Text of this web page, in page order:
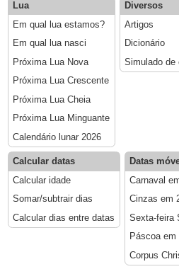
Lua
Em qual lua estamos?
Em qual lua nasci
Próxima Lua Nova
Próxima Lua Crescente
Próxima Lua Cheia
Próxima Lua Minguante
Calendário lunar 2026
Diversos
Artigos
Dicionário
Simulado de
Calcular datas
Calcular idade
Somar/subtrair dias
Calcular dias entre datas
Datas
Carnaval
Cinzas em
Sexta-feira
Páscoa em
Corpus